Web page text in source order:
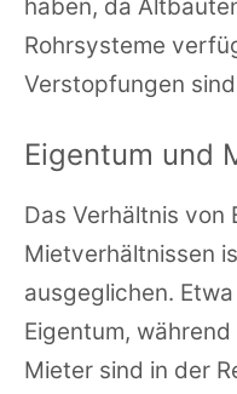
haben, da
Rohrsysteme
Verstopfungen
Eigentum und
Das Verhältnis von
Mietverhältnissen
ausgeglichen.
Eigentum,
Mieter sind in der